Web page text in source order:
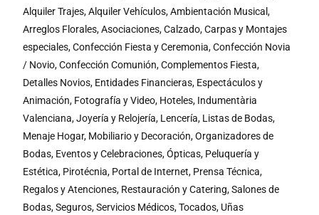
Alquiler Trajes, Alquiler Vehículos, Ambientación Musical,
Arreglos Florales, Asociaciones, Calzado, Carpas y Montajes
especiales, Confección Fiesta y Ceremonia, Confección Novia
/ Novio, Confección Comunión, Complementos Fiesta,
Detalles Novios, Entidades Financieras, Espectáculos y
Animación, Fotografía y Video, Hoteles, Indumentària
Valenciana, Joyería y Relojería, Lencería, Listas de Bodas,
Menaje Hogar, Mobiliario y Decoración, Organizadores de
Bodas, Eventos y Celebraciones, Ópticas, Peluquería y
Estética, Pirotécnia, Portal de Internet, Prensa Técnica,
Regalos y Atenciones, Restauración y Catering, Salones de
Bodas, Seguros, Servicios Médicos, Tocados, Uñas